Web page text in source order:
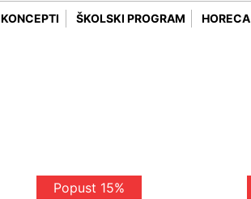
KONCEPTI ŠKOLSKI PROGRAM HORECA
Popust 15%